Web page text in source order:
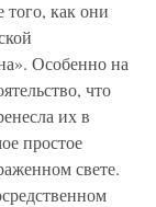
того, как они
Особенно на
что
их в
простое
свете.